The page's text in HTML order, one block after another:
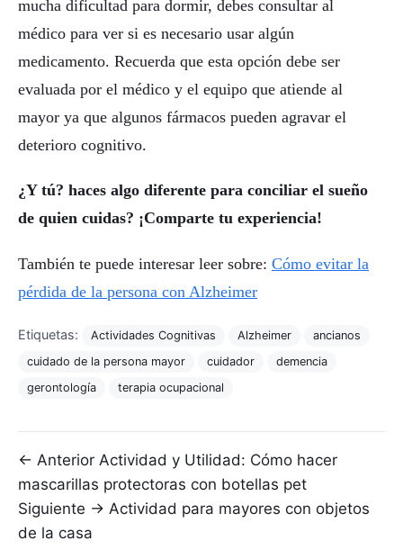
mucha dificultad para dormir, debes consultar al
médico para ver si es necesario usar algún
medicamento. Recuerda que esta opción debe ser
evaluada por el médico y el equipo que atiende al
mayor ya que algunos fármacos pueden agravar el
deterioro cognitivo.
¿Y tú? haces algo diferente para conciliar el sueño
de quien cuidas? ¡Comparte tu experiencia!
También te puede interesar leer sobre: Cómo evitar la
pérdida de la persona con Alzheimer
Etiquetas: Actividades Cognitivas Alzheimer
ancianos
cuidado de la persona mayor
cuidador
demencia
gerontología
terapia ocupacional
Navegación de entradas
← Anterior Actividad y Utilidad: Cómo hacer
mascarillas protectoras con botellas pet
Siguiente → Actividad para mayores con objetos
de la casa